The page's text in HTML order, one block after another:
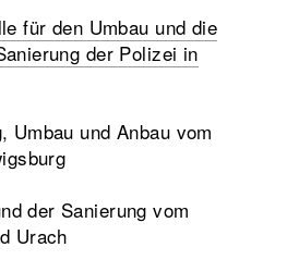
für den Umbau und die
der Polizei in
Umbau und Anbau vom
der Sanierung vom
Urach